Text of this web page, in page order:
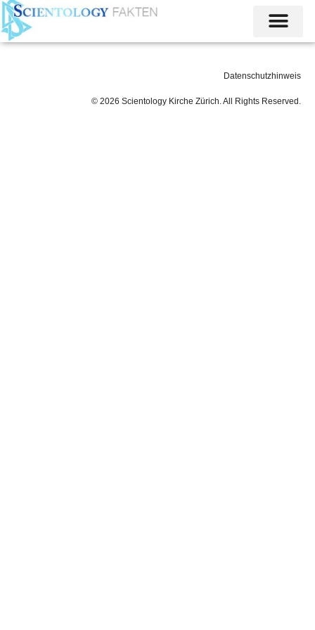
Datenschutzhinweis
© 2026 Scientology Kirche Zürich. All Rights Reserved.